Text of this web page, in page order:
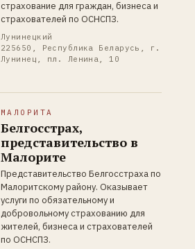
страхование для граждан, бизнеса и
страхователей по ОСНСПЗ.
Лунинецкий
225650, Республика Беларусь, г.
Лунинец, пл. Ленина, 10
МАЛОРИТА
Белгосстрах,
представительство в
Малорите
Представительство Белгосстраха по
Малоритскому району. Оказывает
услуги по обязательному и
добровольному страхованию для
жителей, бизнеса и страхователей
по ОСНСПЗ.